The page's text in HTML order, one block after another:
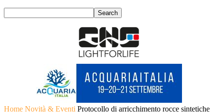
Home Novità & Eventi Protocollo di arricchimento rocce sintetiche